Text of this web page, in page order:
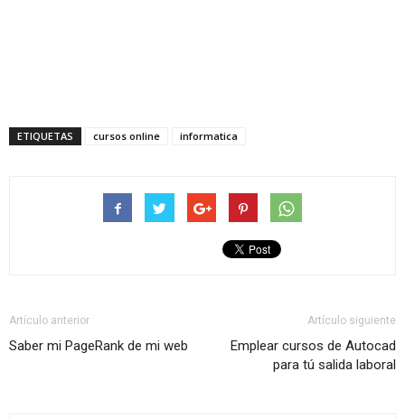
ETIQUETAS cursos online informatica
Artículo anterior
Saber mi PageRank de mi web
Artículo siguiente
Emplear cursos de Autocad
para tú salida laboral